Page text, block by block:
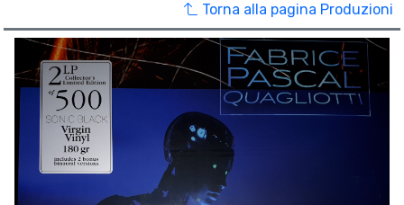
Torna alla pagina Produzioni